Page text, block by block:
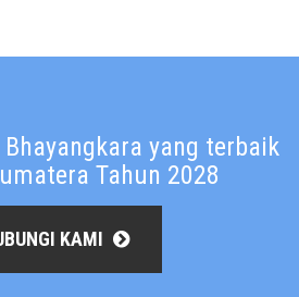
yang terbaik
Tahun 2028
KAMI